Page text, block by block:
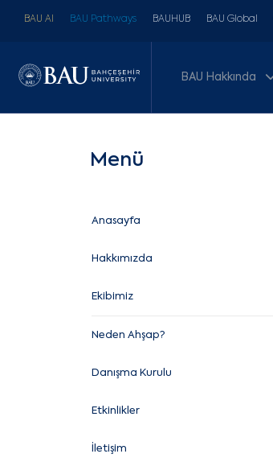
BAU AI BAU Pathways BAUHUB BAU Global
BAU Hakkında
Menü
Anasayfa
Hakkımızda
Ekibimiz
Neden Ahşap?
Danışma Kurulu
Etkinlikler
İletişim